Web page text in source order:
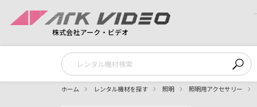
株式会社アーク・ビデオ
ホーム レンタル機材を探す 照明 照明用アクセサリー